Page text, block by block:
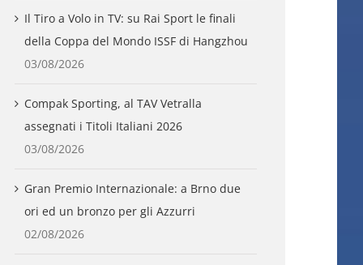
Il Tiro a Volo in TV: su Rai Sport le finali
della Coppa del Mondo ISSF di Hangzhou
03/08/2026
Compak Sporting, al TAV Vetralla
assegnati i Titoli Italiani 2026
03/08/2026
Gran Premio Internazionale: a Brno due
ori ed un bronzo per gli Azzurri
02/08/2026